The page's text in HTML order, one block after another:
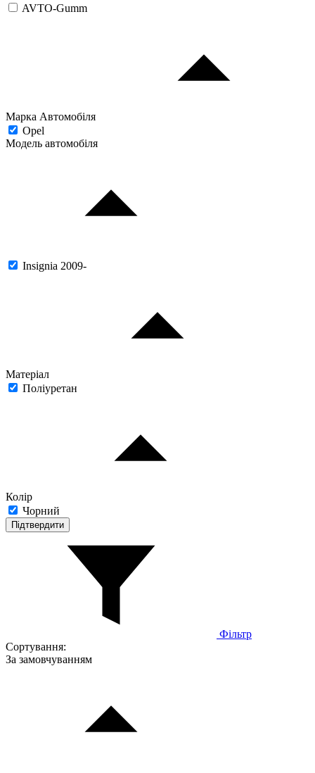
AVTO-Gumm
Марка Автомобіля
Opel
Модель автомобіля
Insignia 2009-
Матеріал
Поліуретан
Колір
Чорний
Підтвердити
Фільтр
Сортування:
За замовчуванням